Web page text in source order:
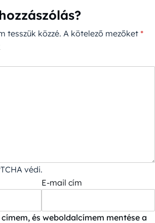
tesszük közzé. A kötelező mezőket *
védi.
E-mail cím
és weboldalcímem mentése a